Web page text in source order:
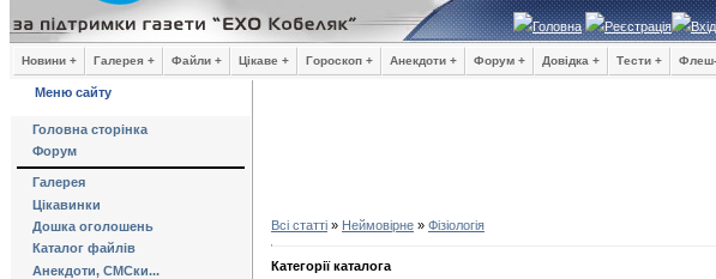
Головна Реєстрація Вхід
Новини + Галерея + Файли + Цікаве + Гороскоп + Анекдоти + Форум + Довідка + Тести + Флеш-
Меню сайту
Головна сторінка
Форум
Галерея
Цікавинки
Дошка оголошень
Каталог файлів
Анекдоти, СМСки...
Всі статті » Неймовірне » Фізіологія
Категорії каталога